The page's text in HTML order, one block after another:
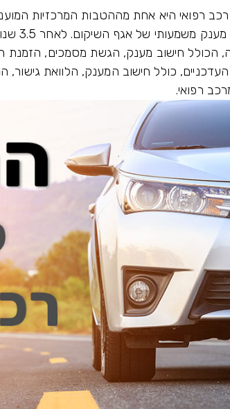
רפואי היא אחת מההטבות המרכזיות
הכולל חישוב מענק, הגשת מסמכים,
כולל חישוב המענק, הלוואת גישור,
רפואי.